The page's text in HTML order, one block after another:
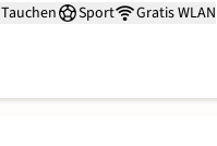
Tauchen Sport Gratis WLAN